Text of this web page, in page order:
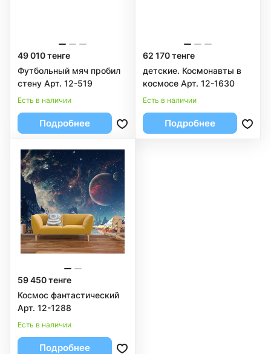
49 010 тенге
Футбольный мяч пробил
стену Арт. 12-519
Есть в наличии
Подробнее
62 170 тенге
детские. Космонавты в
космосе Арт. 12-1630
Есть в наличии
Подробнее
59 450 тенге
Космос фантастический
Арт. 12-1288
Есть в наличии
Подробнее